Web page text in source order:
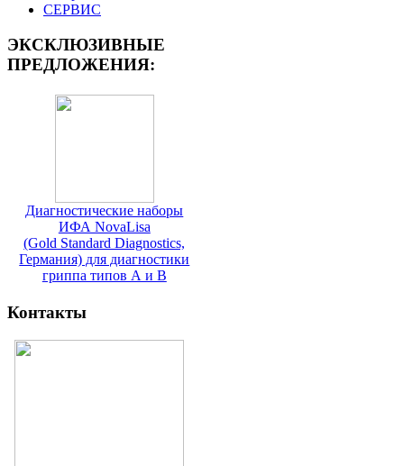
СЕРВИС
ЭКСКЛЮЗИВНЫЕ
ПРЕДЛОЖЕНИЯ:
Диагностические наборы
ИФА NovaLisa
(Gold Standard Diagnostics,
Германия) для диагностики
гриппа типов А и В
Контакты